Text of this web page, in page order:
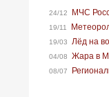
24/12 МЧС
19/11
19/03 Лёд на
04/08 Жара в
08/07